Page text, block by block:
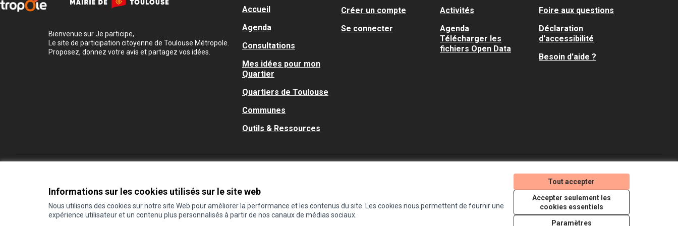
Informations sur les cookies utilisés sur le site web
Nous utilisons des cookies sur notre site Web pour améliorer la performance et les contenus du site. Les cookies nous permettent de fournir une
expérience utilisateur et un contenu plus personnalisés à partir de nos canaux de médias sociaux.
Tout accepter
Accepter seulement les
cookies essentiels
Paramètres
Bienvenue sur Je participe,
Le site de participation citoyenne de Toulouse Métropole.
Proposez, donnez votre avis et partagez vos idées.
Accueil
Agenda
Consultations
Mes idées pour mon
Quartier
Quartiers de Toulouse
Communes
Outils & Ressources
Créer un compte
Se connecter
Activités
Agenda
Télécharger les
fichiers Open Data
Foire aux questions
Déclaration
d'accessibilité
Besoin d'aide ?
(Lien externe)
(Lien externe)
(Lien externe)
Licence Creative
(Lien externe)